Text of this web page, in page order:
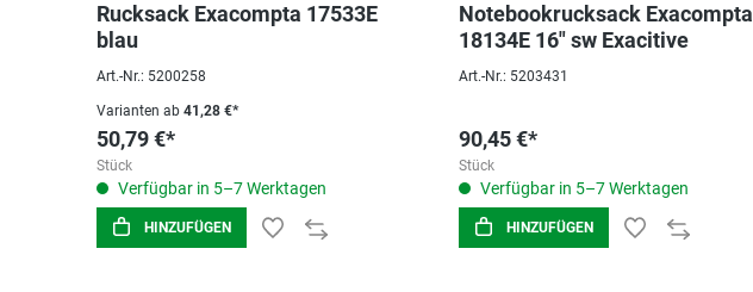
Rucksack Exacompta 17533E
blau
Art.-Nr.: 5200258
Varianten ab 41,28 €*
50,79 €*
Stück
Verfügbar in 5–7 Werktagen
HINZUFÜGEN
Notebookrucksack Exacompta
18134E 16" sw Exacitive
Art.-Nr.: 5203431
90,45 €*
Stück
Verfügbar in 5–7 Werktagen
HINZUFÜGEN